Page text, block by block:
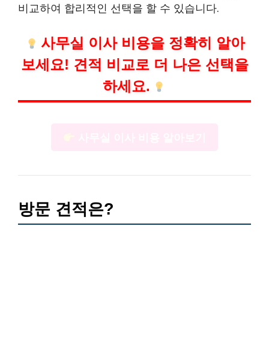
비교하여 합리적인 선택을 할 수 있습니다.
사무실 이사 비용을 정확히 알아
보세요! 견적 비교로 더 나은 선택을
하세요.
방문 견적은?